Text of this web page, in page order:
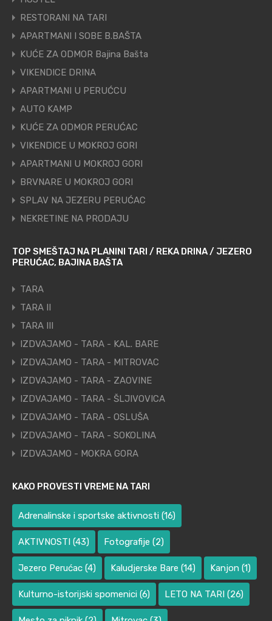
RESTORANI NA TARI
APARTMANI I SOBE B.BAŠTA
KUĆE ZA ODMOR Bajina Bašta
VIKENDICE DRINA
APARTMANI U PERUĆCU
AUTO KAMP
KUĆE ZA ODMOR PERUĆAC
VIKENDICE U MOKROJ GORI
APARTMANI U MOKROJ GORI
BRVNARE U MOKROJ GORI
SPLAV NA JEZERU PERUĆAC
NEKRETINE NA PRODAJU
TOP SMEŠTAJ NA PLANINI TARI / REKA DRINA / JEZERO
PERUĆAC, BAJINA BAŠTA
TARA
TARA II
TARA III
IZDVAJAMO - TARA - KAL. BARE
IZDVAJAMO - TARA - MITROVAC
IZDVAJAMO - TARA - ZAOVINE
IZDVAJAMO - TARA - ŠLJIVOVICA
IZDVAJAMO - TARA - OSLUŠA
IZDVAJAMO - TARA - SOKOLINA
IZDVAJAMO - MOKRA GORA
KAKO PROVESTI VREME NA TARI
Adrenalinske i sportske aktivnosti (16)
AKTIVNOSTI (43) Fotografije (2)
Jezero Perućac (4) Kaludjerske Bare (14) Kanjon (1)
Kulturno-istorijski spomenici (6) LETO NA TARI (26)